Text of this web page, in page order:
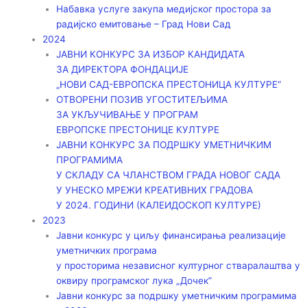
Набавка услуге закупа медијског простора за
радијско емитовање – Град Нови Сад
2024
ЈАВНИ КОНКУРС ЗА ИЗБОР КАНДИДАТА
ЗА ДИРЕКТОРА ФОНДАЦИЈЕ
„НОВИ САД-ЕВРОПСКА ПРЕСТОНИЦА КУЛТУРЕ“
ОТВОРЕНИ ПОЗИВ УГОСТИТЕЉИМА
ЗА УКЉУЧИВАЊЕ У ПРОГРАМ
ЕВРОПСКЕ ПРЕСТОНИЦЕ КУЛТУРЕ
ЈАВНИ КОНКУРС ЗА ПОДРШКУ УМЕТНИЧКИМ
ПРОГРАМИМА
У СКЛАДУ СА ЧЛАНСТВОМ ГРАДА НОВОГ САДА
У УНЕСКО МРЕЖИ КРЕАТИВНИХ ГРАДОВА
У 2024. ГОДИНИ (КАЛЕИДОСКОП КУЛТУРЕ)
2023
Јавни конкурс у циљу финансирања реализације
уметничких програма
у просторима независног културног стваралаштва у
оквиру програмског лука „Дочек”
Јавни конкурс за подршку уметничким програмима